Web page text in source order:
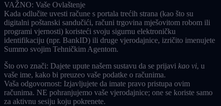
VAŽNO: Vaše Ovlaštenje
Kada odlučite uvesti račune s portala trećih strana (kao što su
digitalni poštanski sandučići, računi trgovina mješovitom robom ili
programi vjernosti) koristeći svoju sigurnu elektroničku
identifikaciju (npr. BankID) ili druge vjerodajnice, izričito imenujete
Summo svojim Tehničkim Agentom.
Što ovo znači: Dajete upute našem sustavu da se prijavi kao vi, u
vaše ime, kako bi preuzeo vaše podatke o računima.
Vaša odgovornost: Izjavljujete da imate pravo pristupa ovim
računima. NE pohranjujemo vaše vjerodajnice; one se koriste samo
za aktivnu sesiju koju pokrenete.